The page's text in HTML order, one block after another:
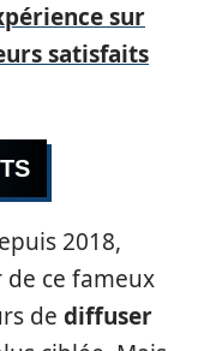
sur
satisfaits
2018,
de ce fameux
de diffuser